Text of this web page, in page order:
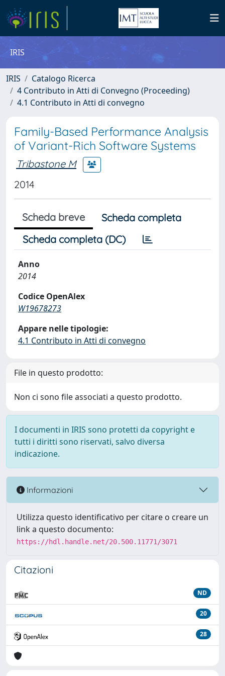
IRIS
IRIS
Catalogo Ricerca
4 Contributo in Atti di Convegno (Proceeding)
4.1 Contributo in Atti di convegno
Family-Based Performance Analysis
of Variant-Rich Software Systems
Tribastone M
2014
Scheda breve
Scheda completa
Scheda completa (DC)
Anno
2014
Codice OpenAlex
W19678273
Appare nelle tipologie:
4.1 Contributo in Atti di convegno
File in questo prodotto:
Non ci sono file associati a questo prodotto.
I documenti in IRIS sono protetti da copyright e
tutti i diritti sono riservati, salvo diversa
indicazione.
Informazioni
Utilizza questo identificativo per citare o creare un
link a questo documento:
https://hdl.handle.net/20.500.11771/3071
Citazioni
ND
20
28